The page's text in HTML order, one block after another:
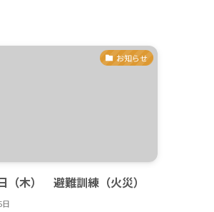
お知らせ
（木） 避難訓練（火災）